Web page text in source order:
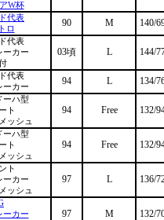
W杯
代表
ロ
90 M 140/
代表
ーカー
03頃 L 144/
代表
ーカー
94 L 134/
ハ型
ト
ッシュ
94 Free 132/
ハ型
ト
ッシュ
94 Free 132/
ト
ーカー
ッシュ
97 L 136/
ーカー
97 M 132/